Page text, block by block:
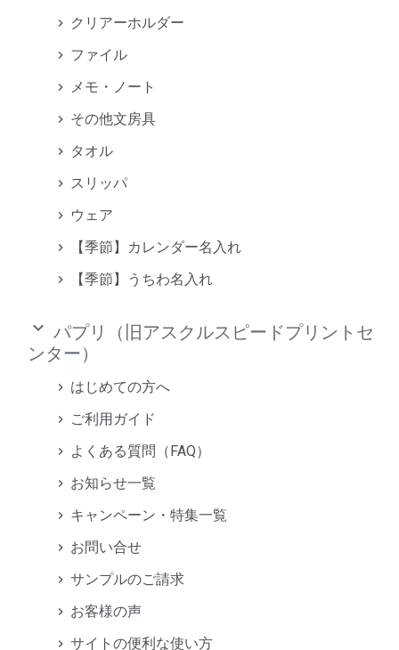
クリアーホルダー
ファイル
メモ・ノート
その他文房具
タオル
スリッパ
ウェア
【季節】カレンダー名入れ
【季節】うちわ名入れ
keyboard_arrow_down パプリ（旧アスクルスピードプリントセ
ンター）
はじめての方へ
ご利用ガイド
よくある質問（FAQ）
お知らせ一覧
キャンペーン・特集一覧
お問い合せ
サンプルのご請求
お客様の声
サイトの便利な使い方